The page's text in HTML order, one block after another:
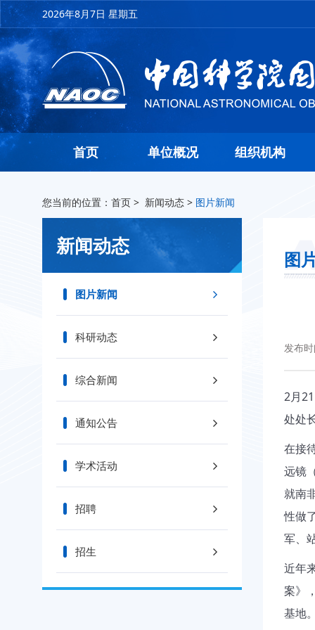
2026年8月7日 星期五
首页 单位概况 组织机构
您当前的位置： 首页 > 新闻动态 > 图片新闻
新闻动态
图片新闻
科研动态
综合新闻
通知公告
学术活动
招聘
招生
图
发布
2月
处处
在接
远镜
就南
性做
军、
近年
案》
基地